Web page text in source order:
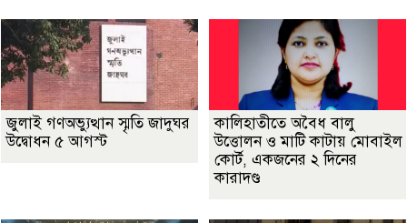
জুলাই গণঅভ্যুত্থান স্মৃতি জাদুঘর
উদ্বোধন ৫ আগস্ট
কালিহাতীতে অবৈধ বালু
উত্তোলন ও মাটি কাটায় মোবাইল
কোর্ট, একজনের ২ দিনের
কারাদণ্ড